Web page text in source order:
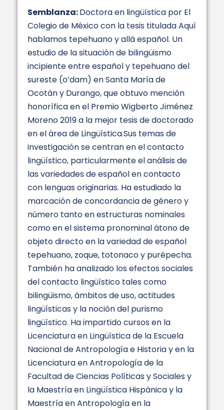
Semblanza:Doctora en lingüística por El
Colegio de México con la tesis titulada Aquí
hablamos tepehuano y allá español. Un
estudio de la situación de bilingüismo
incipiente entre español y tepehuano del
sureste (o’dam) en Santa María de
Ocotán y Durango, que obtuvo mención
honorífica en el Premio Wigberto Jiménez
Moreno 2019 a la mejor tesis de doctorado
en el área de Lingüística.Sus temas de
investigación se centran en el contacto
lingüístico, particularmente el análisis de
las variedades de español en contacto
con lenguas originarias. Ha estudiado la
marcación de concordancia de género y
número tanto en estructuras nominales
como en el sistema pronominal átono de
objeto directo en la variedad de español
tepehuano, zoque, totonaco y purépecha.
También ha analizado los efectos sociales
del contacto lingüístico tales como
bilingüismo, ámbitos de uso, actitudes
lingüísticas y la noción del purismo
lingüístico. Ha impartido cursos en la
Licenciatura en Lingüística de la Escuela
Nacional de Antropología e Historia y en la
Licenciatura en Antropología de la
Facultad de Ciencias Políticas y Sociales y
la Maestría en Lingüística Hispánica y la
Maestría en Antropología en la